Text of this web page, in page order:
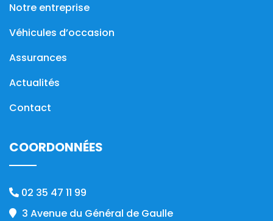
Notre entreprise
Véhicules d’occasion
Assurances
Actualités
Contact
COORDONNÉES
02 35 47 11 99
3 Avenue du Général de Gaulle